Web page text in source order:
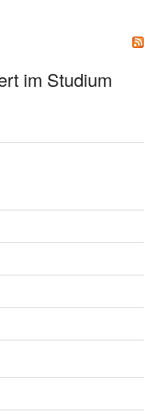
im Studium